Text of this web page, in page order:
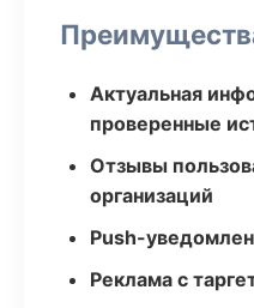
Актуальная
проверенные
Отзывы
организаций
Push-
Реклама с